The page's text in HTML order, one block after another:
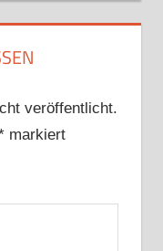
veröffentlicht.
markiert